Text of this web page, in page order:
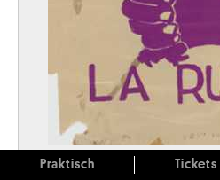
La négociation c'est la ruse
Praktisch Tickets